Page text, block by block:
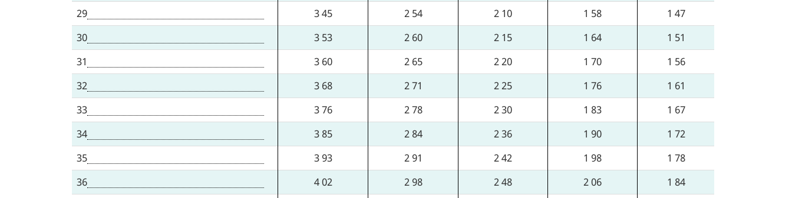
29
3 45 2 54 2 10 1 58
1 47
30
3 53 2 60 2 15 1 64
1 51
31
3 60 2 65 2 20 1 70
1 56
32
3 68 2 71 2 25 1 76
1 61
33
3 76 2 78 2 30 1 83
1 67
34
3 85 2 84 2 36 1 90
1 72
35
3 93 2 91 2 42 1 98
1 78
36
4 02 2 98 2 48 2 06
1 84